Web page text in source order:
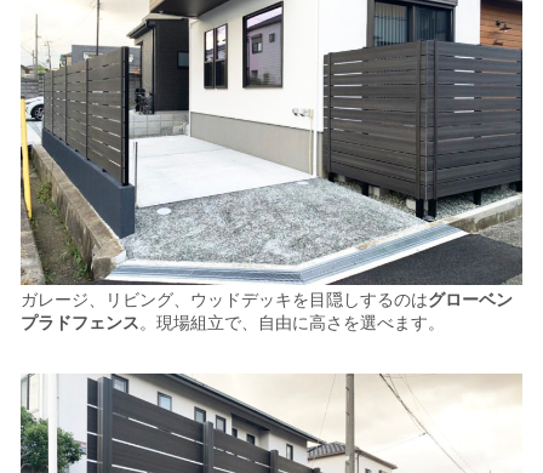
ガレージ、リビング、ウッドデッキを目隠しするのはグローベン
プラドフェンス。現場組立で、自由に高さを選べます。